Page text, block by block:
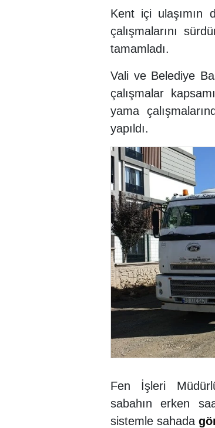
Kent içi ulaşımın
çalışmalarını
tamamladı.
Vali ve Belediye
çalışmalar
yama
yapıldı.
Fen İşleri
sabahın erken
sistemle sahada